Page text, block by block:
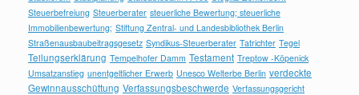
Steuerbefreiung Steuerberater steuerliche Bewertung; steuerliche
Immobilienbewertung; Stiftung Zentral- und Landesbibliothek Berlin
Straßenausbaubeitragsgesetz Syndikus-Steuerberater Tatrichter Tegel
Teilungserklärung Tempelhofer Damm Testament Treptow -Köpenick
Umsatzanstieg unentgeltlicher Erwerb Unesco Welterbe Berlin verdeckte
Gewinnausschüttung Verfassungsbeschwerde Verfassungsgericht